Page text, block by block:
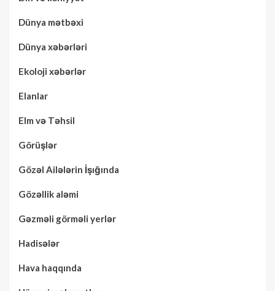
Dünya mətbəxi
Dünya xəbərləri
Ekoloji xəbərlər
Elanlar
Elm və Təhsil
Görüşlər
Gözəl Ailələrin İşığında
Gözəllik aləmi
Gəzməli görməli yerlər
Hadisələr
Hava haqqında